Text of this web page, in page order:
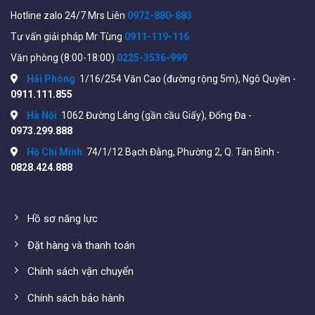
Tham khảo thêm các Switch khác tại đây:
https://wifistore.vn/danh-muc-san-pham/quan-
ly/switch/switch-poe/
Lắp đặt thiết bị
quá trình thi công switch Cisco CBS350-48NGP-4X-EU,
Hệ thống càng sử dụng ít Switch tính ổn định càng cao.
băng thông của cổng truyền dẫn.
Ngắt toàn bộ điện các thiết bị đầu cuối trước khi kết
Xác định tín hiệu nguồn vào và ra của switch để tối ưu
hiệu suất cổng Uplink.
Hotline zalo 24/7 Mrs Liên 0972-880-883
Tư vấn giải pháp Mr Tùng 0911-119-116
Văn phòng (8:00-18:00) 0225-3536-999
Hải Phòng: 1/16/254 Văn Cao (đường rộng 5m), Ngô Quyền -
0911.111.855
Hà Nội: 1062 Đường Láng (gần cầu Giấy), Đống Đa -
0973.299.888
Hồ Chí Minh: 74/1/12 Bạch Đằng, Phường 2, Q. Tân Bình -
0828.424.888
Hồ sơ năng lực
Đặt hàng và thanh toán
Chính sách vận chuyển
Chính sách bảo hành